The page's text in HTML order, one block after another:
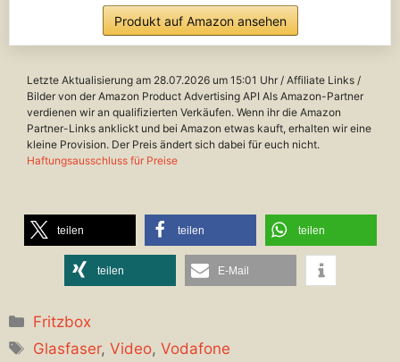
Produkt auf Amazon ansehen
Letzte Aktualisierung am 28.07.2026 um 15:01 Uhr / Affiliate Links /
Bilder von der Amazon Product Advertising API Als Amazon-Partner
verdienen wir an qualifizierten Verkäufen. Wenn ihr die Amazon
Partner-Links anklickt und bei Amazon etwas kauft, erhalten wir eine
kleine Provision. Der Preis ändert sich dabei für euch nicht.
Haftungsausschluss für Preise
teilen teilen teilen
teilen E-Mail
Kategorien
Fritzbox
Schlagwörter
Glasfaser,Video,Vodafone